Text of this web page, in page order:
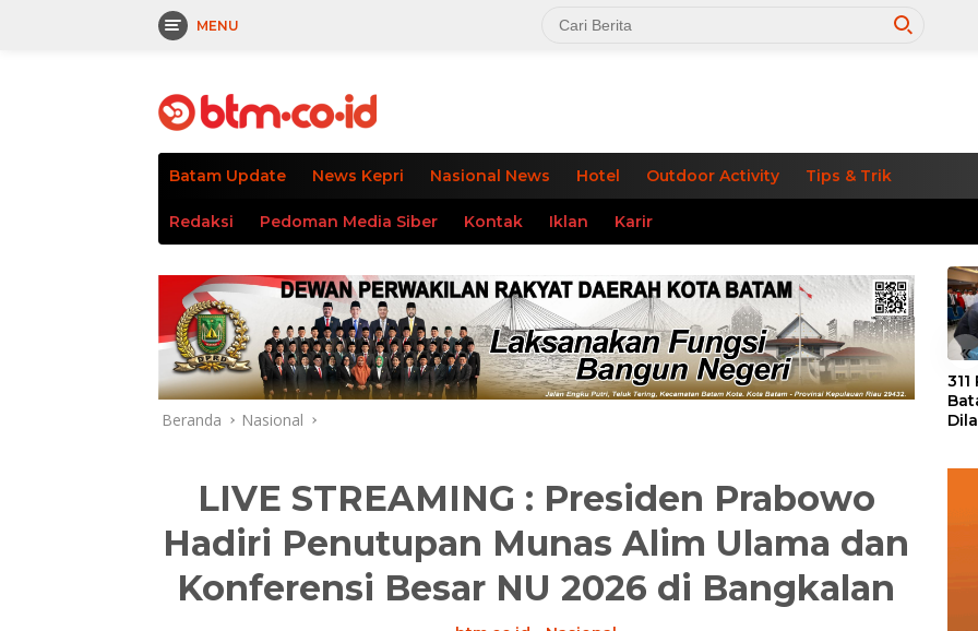
MENU
Batam Update News Kepri Nasional News Hotel Outdoor Activity Tips & Trik
Redaksi Pedoman Media Siber Kontak Iklan Karir
Beranda Nasional
LIVE STREAMING : Presiden Prabowo
Hadiri Penutupan Munas Alim Ulama dan
Konferensi Besar NU 2026 di Bangkalan
«